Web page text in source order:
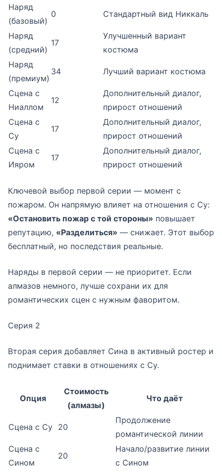
Наряд
(базовый)
0 Стандартный вид Никкаль
Наряд
(средний)
17
Улучшенный вариант
костюма
Наряд
(премиум)
34 Лучший вариант костюма
Сцена с
Ниаллом
12
Дополнительный диалог,
прирост отношений
Сцена с
Су
17
Дополнительный диалог,
прирост отношений
Сцена с
Ияром
17
Дополнительный диалог,
прирост отношений
Ключевой выбор первой серии — момент с
пожаром. Он напрямую влияет на отношения с Су:
«Остановить пожар с той стороны» повышает
репутацию, «Разделиться» — снижает. Этот выбор
бесплатный, но последствия реальные.
Наряды в первой серии — не приоритет. Если
алмазов немного, лучше сохрани их для
романтических сцен с нужным фаворитом.
Серия 2
Вторая серия добавляет Сина в активный ростер и
поднимает ставки в отношениях с Су.
Опция
Стоимость
(алмазы)
Что даёт
Сцена с Су 20
Продолжение
романтической линии
Сцена с
Сином
20
Начало/развитие линии
с Сином